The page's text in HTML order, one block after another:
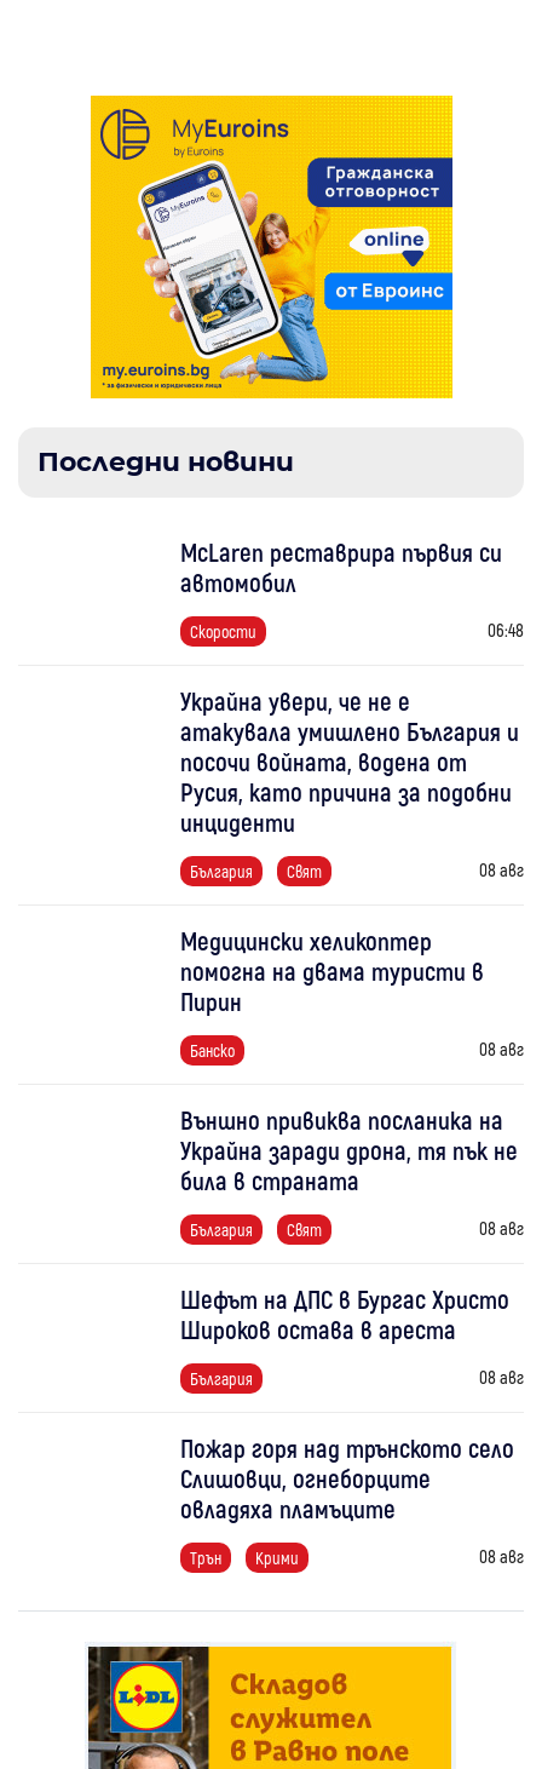
Последни новини
McLaren реставрира първия си
автомобил
Скорости 06:48
Украйна увери, че не е
атакувала умишлено България и
посочи войната, водена от
Русия, като причина за подобни
инциденти
България Свят 08 авг
Медицински хеликоптер
помогна на двама туристи в
Пирин
Банско 08 авг
Външно привиква посланика на
Украйна заради дрона, тя пък не
била в страната
България Свят 08 авг
Шефът на ДПС в Бургас Христо
Широков остава в ареста
България 08 авг
Пожар горя над трънското село
Слишовци, огнеборците
овладяха пламъците
Трън Крими 08 авг